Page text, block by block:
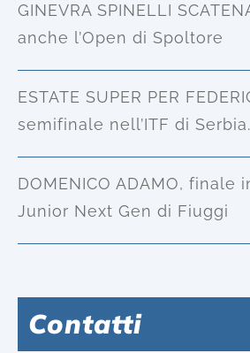
GINEVRA SPINELLI
anche l’Open di Spoltore
ESTATE SUPER PER
semifinale nell’ITF di Serbia.
DOMENICO ADAMO, finale
Junior Next Gen di Fiuggi
Contatti